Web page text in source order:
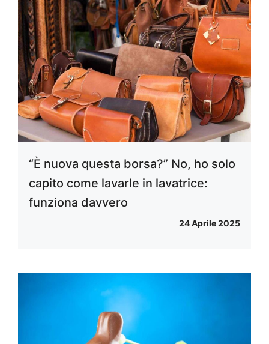
“È nuova questa borsa?” No, ho solo
capito come lavarle in lavatrice:
funziona davvero
24 Aprile 2025